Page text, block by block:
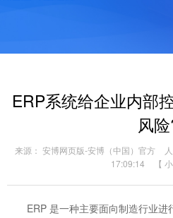
ERP系统给企业内部
风
来源： 安博网页版-安博（中国）官方
17:09:14
【 小
ERP 是一种主要面向制造行业进